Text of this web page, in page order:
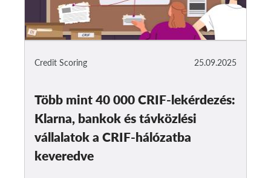
25.09.2025
Credit Scoring
Több mint 40 000 CRIF-lekérdezés:
Klarna, bankok és távközlési
vállalatok a CRIF-hálózatba
keveredve